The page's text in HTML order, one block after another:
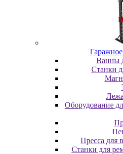
Baнны
Cтaнки
Оборудование
Пресса для
Станки для